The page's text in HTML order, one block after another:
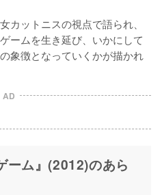
カットニスの視点で語られ、
ームを生き延び、いかにして
象徴となっていくかが描かれ
AD
ーム』(2012)のあら